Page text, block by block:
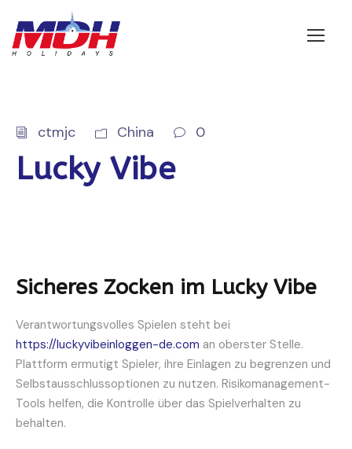
ctmjc China 0
Lucky Vibe
Sicheres Zocken im Lucky Vibe
Verantwortungsvolles Spielen steht bei
https://luckyvibeinloggen-de.com an oberster Stelle.
Plattform ermutigt Spieler, ihre Einlagen zu begrenzen und
Selbstausschlussoptionen zu nutzen. Risikomanagement-
Tools helfen, die Kontrolle über das Spielverhalten zu
behalten.